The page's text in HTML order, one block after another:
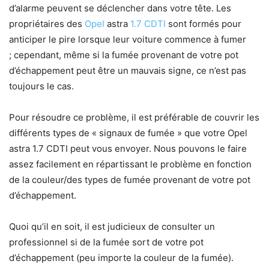
d’alarme peuvent se déclencher dans votre tête. Les
propriétaires des Opel astra 1.7 CDTI sont formés pour
anticiper le pire lorsque leur voiture commence à fumer
; cependant, même si la fumée provenant de votre pot
d’échappement peut être un mauvais signe, ce n’est pas
toujours le cas.
Pour résoudre ce problème, il est préférable de couvrir les
différents types de « signaux de fumée » que votre Opel
astra 1.7 CDTI peut vous envoyer. Nous pouvons le faire
assez facilement en répartissant le problème en fonction
de la couleur/des types de fumée provenant de votre pot
d’échappement.
Quoi qu’il en soit, il est judicieux de consulter un
professionnel si de la fumée sort de votre pot
d’échappement (peu importe la couleur de la fumée).